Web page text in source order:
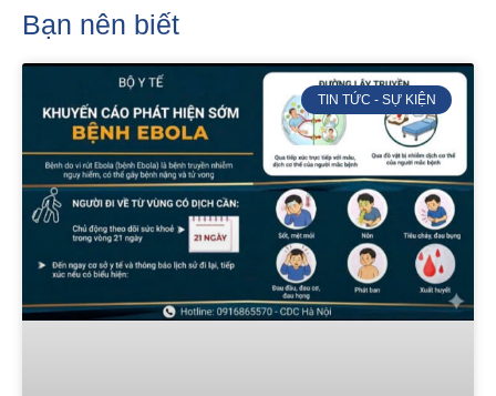
Bạn nên biết
TIN TỨC - SỰ KIỆN